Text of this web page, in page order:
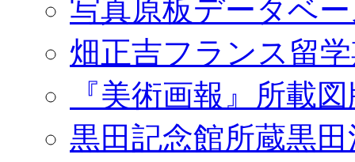
写真原板データベ
畑正吉フランス留
『美術画報』所載
黒田記念館所蔵黒